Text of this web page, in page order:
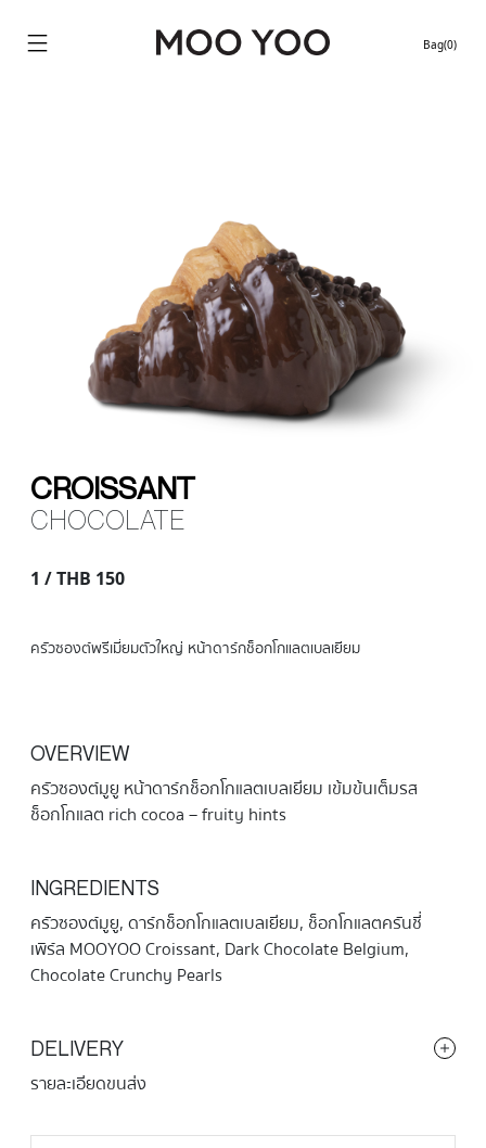
Bag(0)
CROISSANT
CHOCOLATE
1 / THB 150
ครัวซองต์พรีเมี่ยมตัวใหญ่ หน้าดาร์กช็อกโกแลตเบลเยียม
OVERVIEW
ครัวซองต์มูยู หน้าดาร์กช็อกโกแลตเบลเยียม เข้มข้นเต็มรส
ช็อกโกแลต rich cocoa – fruity hints
INGREDIENTS
ครัวซองต์มูยู, ดาร์กช็อกโกแลตเบลเยียม, ช็อกโกแลตครันชี่
เพิร์ล MOOYOO Croissant, Dark Chocolate Belgium,
Chocolate Crunchy Pearls
DELIVERY
รายละเอียดขนส่ง